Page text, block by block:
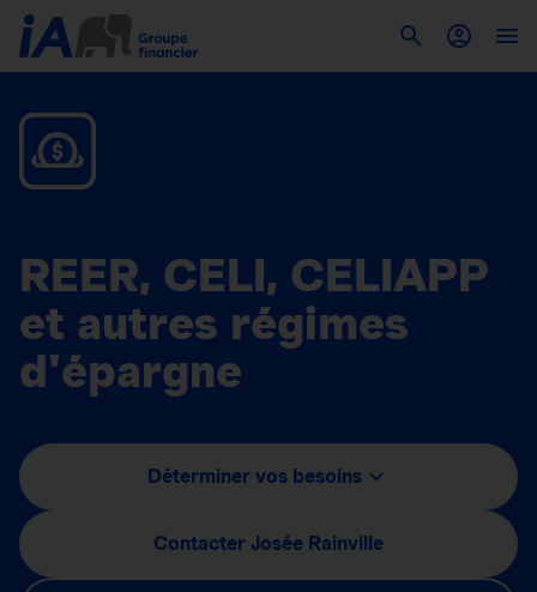
REER, CELI, CELIAPP
et autres régimes
d'épargne
Déterminer vos besoins
Contacter Josée Rainville